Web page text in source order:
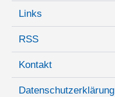
Links
RSS
Kontakt
Datenschutzerklärung